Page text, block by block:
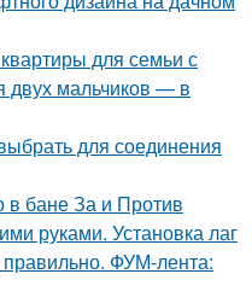
для семьи с
двух мальчиков — в
для соединения
в бане За и Против
руками. Установка лаг
ФУМ-лента: